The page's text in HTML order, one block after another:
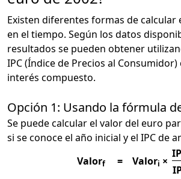
Existen diferentes formas de calcular
en el tiempo. Según los datos
resultados se pueden obtener
IPC (Índice de Precios al
interés compuesto.
Opción 1: Usando la fórmula
Se puede calcular el valor del euro
si se conoce el año inicial y el IPC de
Valorf = Valori ×